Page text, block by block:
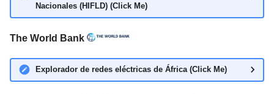
Nacionales (HIFLD) (Click Me)
The World Bank
Explorador de redes eléctricas de África (Click Me)